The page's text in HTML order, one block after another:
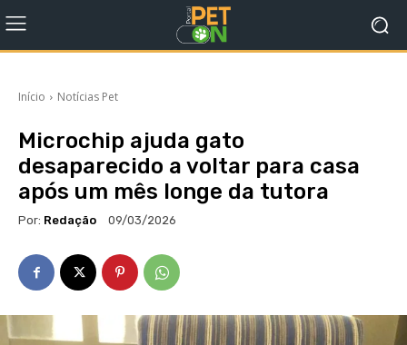
Início Notícias Pet
Microchip ajuda gato
desaparecido a voltar para casa
após um mês longe da tutora
Por: Redação 09/03/2026